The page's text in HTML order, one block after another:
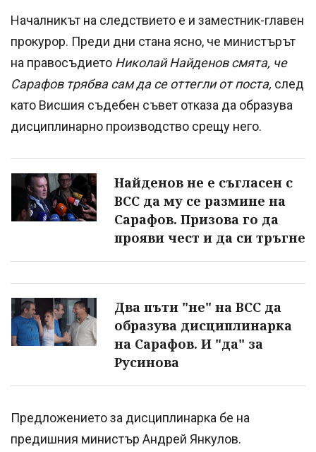
Началникът на следствието е и заместник-главен
прокурор. Преди дни стана ясно, че министърът
на правосъдието Николай Найденов смята, че
Сарафов трябва сам да се оттегли от поста, след
като Висшия съдебен съвет отказа да образува
дисциплинарно производство срещу него.
Найденов не е съгласен с
ВСС да му се размине на
Сарафов. Призова го да
прояви чест и да си тръгне
Два пъти "не" на ВСС да
образува дисциплинарка
на Сарафов. И "да" за
Русинова
Предложението за дисциплинарка бе на
предишния министър Андрей Янкулов.